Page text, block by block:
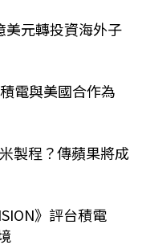
美元轉投資海外子
電與美國合作為
製程？傳蘋果將成
》評台積電